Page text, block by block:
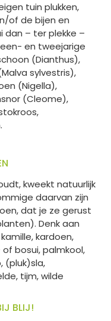
tuin plukken,
of de bijen en
dan – ter plekke –
en tweejarige
(Dianthus),
sylvestris),
(Nigella),
(Cleome),
kweekt natuurlijk
daarvan zijn
dat je ze gerust
Denk aan
kardoen,
bosui, palmkool,
(pluk)sla,
tijm, wilde
BLIJ!